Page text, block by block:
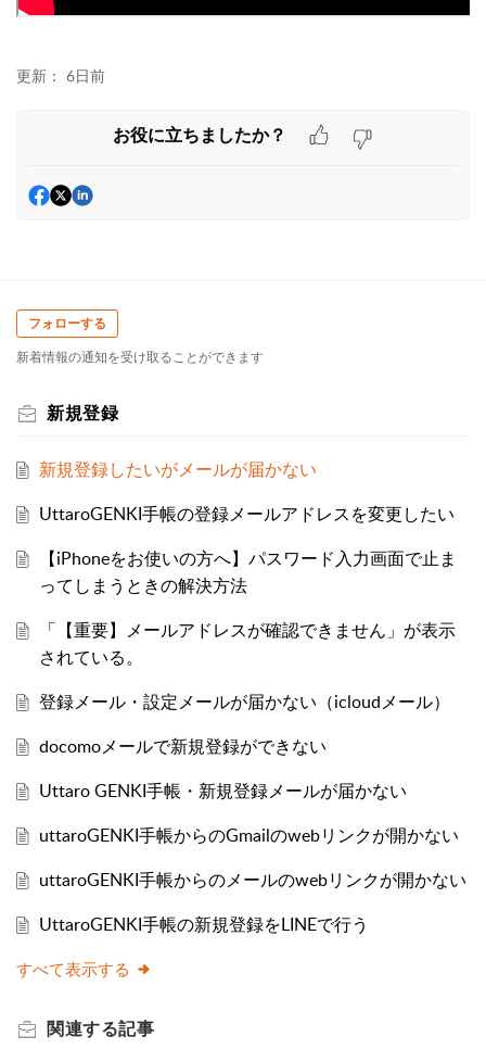
更新： 6日前
お役に立ちましたか？
フォローする
新着情報の通知を受け取ることができます
新規登録
新規登録したいがメールが届かない
UttaroGENKI手帳の登録メールアドレスを変更したい
【iPhoneをお使いの方へ】パスワード入力画面で止ま
ってしまうときの解決方法
「【重要】メールアドレスが確認できません」が表示
されている。
登録メール・設定メールが届かない（icloudメール）
docomoメールで新規登録ができない
Uttaro GENKI手帳・新規登録メールが届かない
uttaroGENKI手帳からのGmailのwebリンクが開かない
uttaroGENKI手帳からのメールのwebリンクが開かない
UttaroGENKI手帳の新規登録をLINEで行う
すべて表示する
関連する記事